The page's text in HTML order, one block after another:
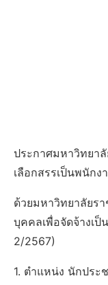
ประกาศมหาวิทยา
เลือกสรรเป็นพนัก
ด้วยมหาวิทยาลัยร
บุคคลเพื่อจัดจ้างเ
2/2567)
1. ตำแหน่ง นักประ